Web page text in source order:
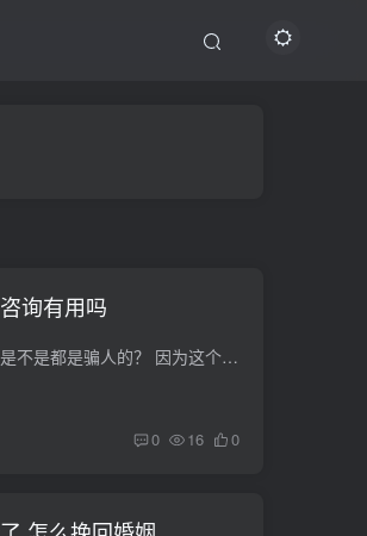
询有用吗
挽回机构、情感咨询是不是都是骗人的？ 因为这个是个虚拟消费与实体消费之间的灰色地带，确实存在一定的法律空档，毕竟这个是以人的主管能动性为主，很容易让不法人员钻漏洞的，遇到骗子也不奇...
0 16 0